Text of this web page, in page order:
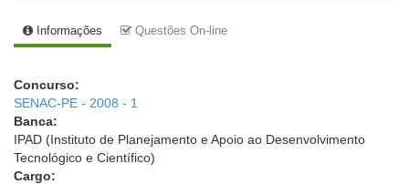
Informações Questões On-line
Concurso:
SENAC-PE - 2008 - 1
Banca:
IPAD (Instituto de Planejamento e Apoio ao Desenvolvimento
Tecnológico e Científico)
Cargo: